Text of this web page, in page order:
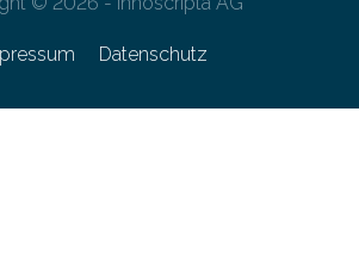
Datenschutz